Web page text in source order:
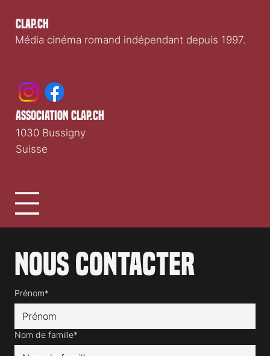
Clap.ch
Média cinéma romand indépendant depuis 1997.
Nous contacter
Prénom*
Nom de famille*
association clap.ch
1030 Bussigny
Suisse